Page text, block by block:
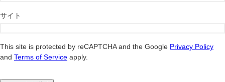
サイト
This site is protected by reCAPTCHA and the Google Privacy Policy
and Terms of Service apply.